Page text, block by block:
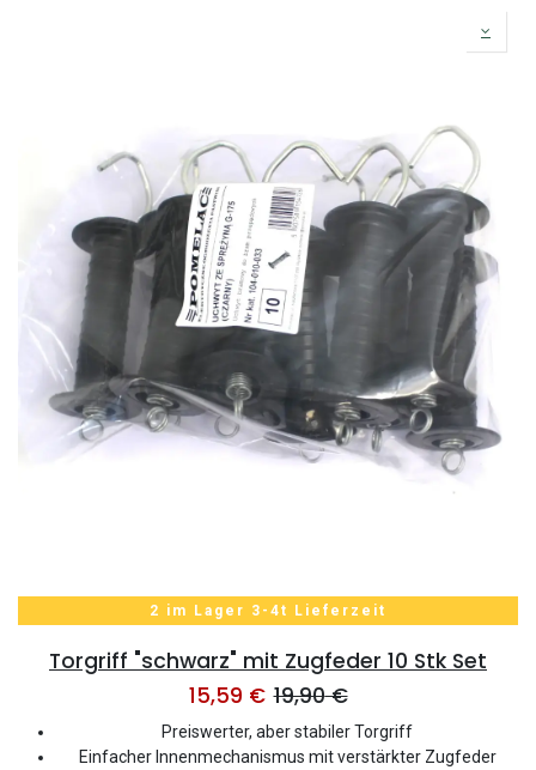
2 im Lager 3-4t Lieferzeit
Torgriff "schwarz" mit Zugfeder 10 Stk Set
15,59 € 19,90€
Preiswerter, aber stabiler Torgriff
Einfacher Innenmechanismus mit verstärkter Zugfeder